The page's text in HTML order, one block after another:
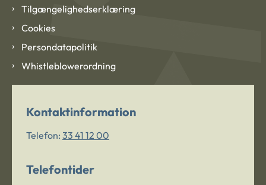
Tilgængelighedserklæring
Cookies
Persondatapolitik
Whistleblowerordning
Kontaktinformation
Telefon: 33 41 12 00
Telefontider